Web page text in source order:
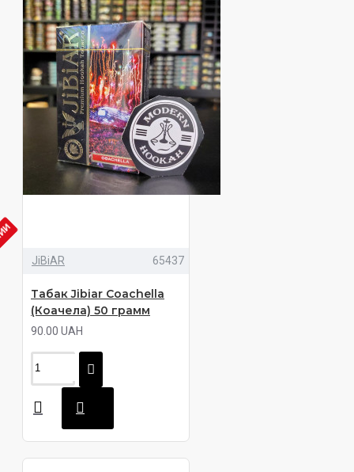
JiBiAR 65437
Табак Jibiar Coachella
(Коачела) 50 грамм
90.00 UAH